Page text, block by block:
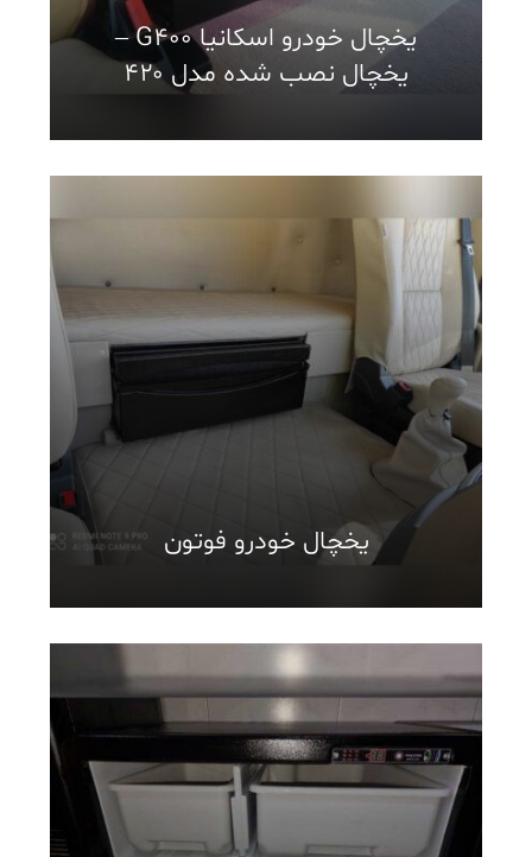
یخچال خودرو اسکانیا G400 –
یخچال نصب شده مدل ۴۲۰
یخچال خودرو فوتون